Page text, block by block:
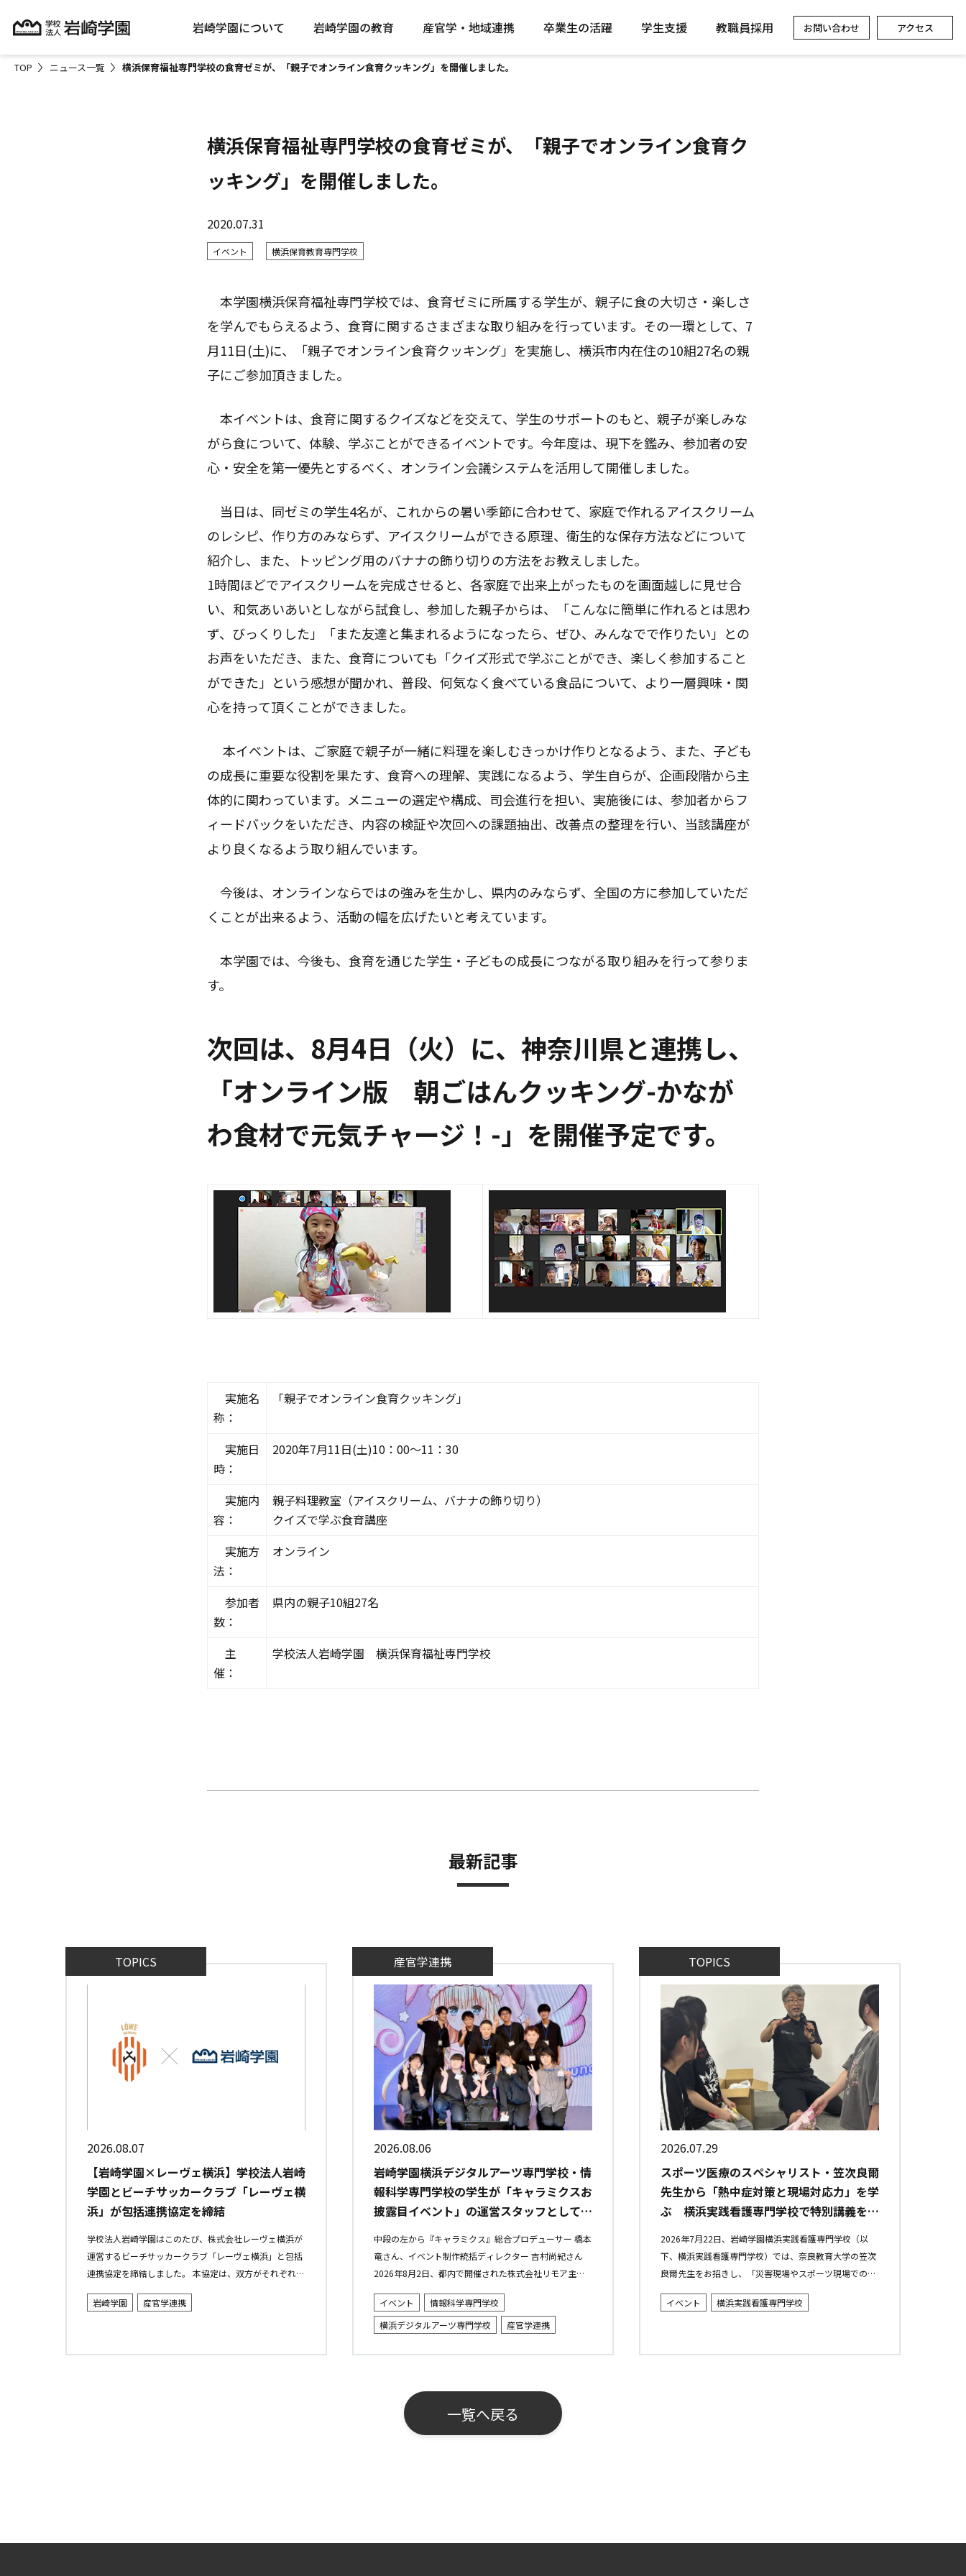
岩崎学園について 岩崎学園の教育 産官学・地域連携 卒業生の活躍 学生支援 教職員採用 お問い合わせ アクセス
TOP ニュース一覧 横浜保育福祉専門学校の食育ゼミが、「親子でオンライン食育クッキング」を開催しました。
横浜保育福祉専門学校の食育ゼミが、「親子でオンライン食育ク
ッキング」を開催しました。
2020.07.31
イベント 横浜保育教育専門学校
本学園横浜保育福祉専門学校では、食育ゼミに所属する学生が、親子に食の大切さ・楽しさ
を学んでもらえるよう、食育に関するさまざまな取り組みを行っています。その一環として、7
月11日(土)に、「親子でオンライン食育クッキング」を実施し、横浜市内在住の10組27名の親
子にご参加頂きました。
本イベントは、食育に関するクイズなどを交えて、学生のサポートのもと、親子が楽しみな
がら食について、体験、学ぶことができるイベントです。今年度は、現下を鑑み、参加者の安
心・安全を第一優先とするべく、オンライン会議システムを活用して開催しました。
当日は、同ゼミの学生4名が、これからの暑い季節に合わせて、家庭で作れるアイスクリーム
のレシピ、作り方のみならず、アイスクリームができる原理、衛生的な保存方法などについて
紹介し、また、トッピング用のバナナの飾り切りの方法をお教えしました。
1時間ほどでアイスクリームを完成させると、各家庭で出来上がったものを画面越しに見せ合
い、和気あいあいとしながら試食し、参加した親子からは、「こんなに簡単に作れるとは思わ
ず、びっくりした」「また友達と集まれるようになったら、ぜひ、みんなでで作りたい」との
お声をいただき、また、食育についても「クイズ形式で学ぶことができ、楽しく参加すること
ができた」という感想が聞かれ、普段、何気なく食べている食品について、より一層興味・関
心を持って頂くことができました。
本イベントは、ご家庭で親子が一緒に料理を楽しむきっかけ作りとなるよう、また、子ども
の成長に重要な役割を果たす、食育への理解、実践になるよう、学生自らが、企画段階から主
体的に関わっています。メニューの選定や構成、司会進行を担い、実施後には、参加者からフ
ィードバックをいただき、内容の検証や次回への課題抽出、改善点の整理を行い、当該講座が
より良くなるよう取り組んでいます。
今後は、オンラインならではの強みを生かし、県内のみならず、全国の方に参加していただ
くことが出来るよう、活動の幅を広げたいと考えています。
本学園では、今後も、食育を通じた学生・子どもの成長につながる取り組みを行って参りま
す。
次回は、8月4日（火）に、神奈川県と連携し、
「オンライン版 朝ごはんクッキング-かなが
わ食材で元気チャージ！-」を開催予定です。
実施名
称：
「親子でオンライン食育クッキング」
実施日
時：
2020年7月11日(土)10：00～11：30
実施内
容：
親子料理教室（アイスクリーム、バナナの飾り切り）
クイズで学ぶ食育講座
実施方
法：
オンライン
参加者
数：
県内の親子10組27名
主
催：
学校法人岩崎学園 横浜保育福祉専門学校
最新記事
TOPICS
2026.08.07
【岩崎学園×レーヴェ横浜】学校法人岩崎
学園とビーチサッカークラブ「レーヴェ横
浜」が包括連携協定を締結
学校法人岩崎学園はこのたび、株式会社レーヴェ横浜が
運営するビーチサッカークラブ「レーヴェ横浜」と包括
連携協定を締結しました。 本協定は、双方がそれぞれの
を中心とした地域における教...
岩崎学園 産官学連携
産官学連携
2026.08.06
岩崎学園横浜デジタルアーツ専門学校・情
報科学専門学校の学生が「キャラミクスお
披露目イベント」の運営スタッフとして参
加しました
中段の左から『キャラミクス』総合プロデューサー 橋本
竜さん、イベント制作統括ディレクター 吉村尚紀さん
2026年8月2日、都内で開催された株式会社リモア主催
アーツ専門学校と情報...
イベント
情報科学専門学校
横浜デジタルアーツ専門学校
産官学連携
TOPICS
2026.07.29
スポーツ医療のスペシャリスト・笠次良爾
先生から「熱中症対策と現場対応力」を学
ぶ 横浜実践看護専門学校で特別講義を開
2026年7月22日、岩崎学園横浜実践看護専門学校（以
下、横浜実践看護専門学校）では、奈良教育大学の笠次
良爾先生をお招きし、「災害現場やスポーツ現場での判
実施しました。 笠次先...
イベント 横浜実践看護専門学校
一覧へ戻る